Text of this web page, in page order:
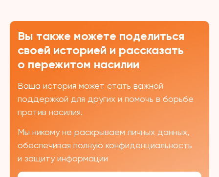
Вы также можете поделиться
своей историей и рассказать
о пережитом насилии
Ваша история может стать важной
поддержкой для других и помочь в борьбе
против насилия.
Мы никому не раскрываем личных данных,
обеспечивая полную конфиденциальность
и защиту информации